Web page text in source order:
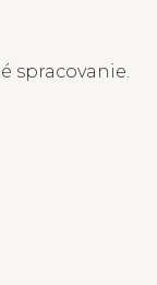
spracovanie.